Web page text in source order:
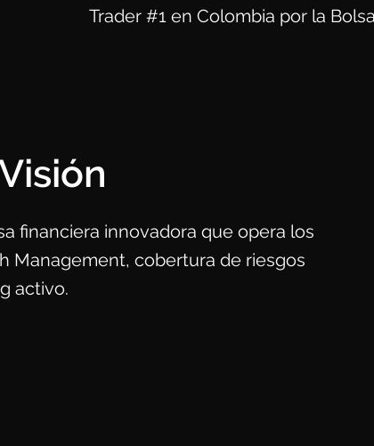
Trader #1 en Colombia por la
financiera innovadora que opera los
Management, cobertura de riesgos
activo.